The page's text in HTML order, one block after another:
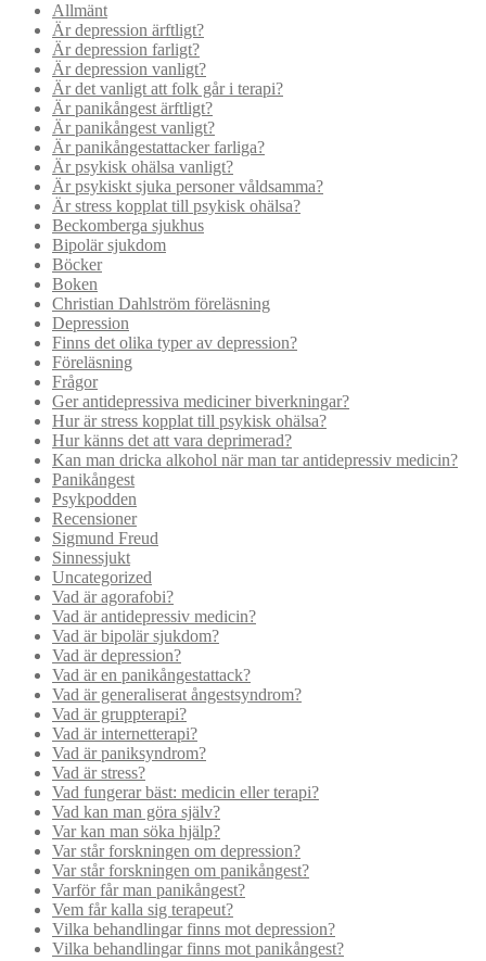
Allmänt
Är depression ärftligt?
Är depression farligt?
Är depression vanligt?
Är det vanligt att folk går i terapi?
Är panikångest ärftligt?
Är panikångest vanligt?
Är panikångestattacker farliga?
Är psykisk ohälsa vanligt?
Är psykiskt sjuka personer våldsamma?
Är stress kopplat till psykisk ohälsa?
Beckomberga sjukhus
Bipolär sjukdom
Böcker
Boken
Christian Dahlström föreläsning
Depression
Finns det olika typer av depression?
Föreläsning
Frågor
Ger antidepressiva mediciner biverkningar?
Hur är stress kopplat till psykisk ohälsa?
Hur känns det att vara deprimerad?
Kan man dricka alkohol när man tar antidepressiv medicin?
Panikångest
Psykpodden
Recensioner
Sigmund Freud
Sinnessjukt
Uncategorized
Vad är agorafobi?
Vad är antidepressiv medicin?
Vad är bipolär sjukdom?
Vad är depression?
Vad är en panikångestattack?
Vad är generaliserat ångestsyndrom?
Vad är gruppterapi?
Vad är internetterapi?
Vad är paniksyndrom?
Vad är stress?
Vad fungerar bäst: medicin eller terapi?
Vad kan man göra själv?
Var kan man söka hjälp?
Var står forskningen om depression?
Var står forskningen om panikångest?
Varför får man panikångest?
Vem får kalla sig terapeut?
Vilka behandlingar finns mot depression?
Vilka behandlingar finns mot panikångest?